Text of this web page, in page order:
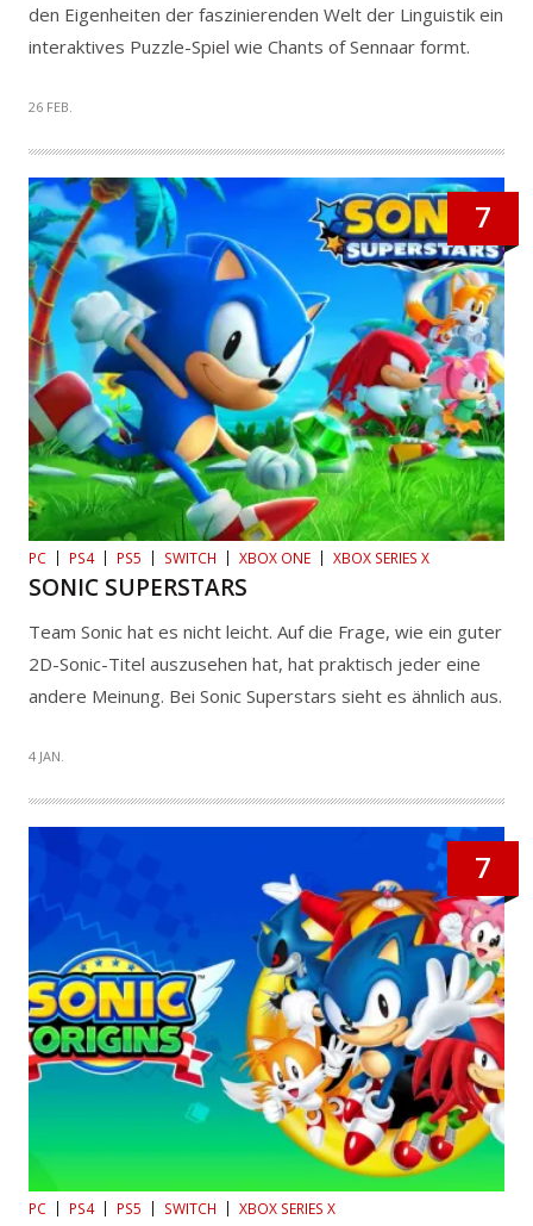
den Eigenheiten der faszinierenden Welt der Linguistik ein
interaktives Puzzle-Spiel wie Chants of Sennaar formt.
26 FEB.
7
PC PS4 PS5 SWITCH XBOX ONE XBOX SERIES X
SONIC SUPERSTARS
Team Sonic hat es nicht leicht. Auf die Frage, wie ein guter
2D-Sonic-Titel auszusehen hat, hat praktisch jeder eine
andere Meinung. Bei Sonic Superstars sieht es ähnlich aus.
4 JAN.
7
PC PS4 PS5 SWITCH XBOX SERIES X